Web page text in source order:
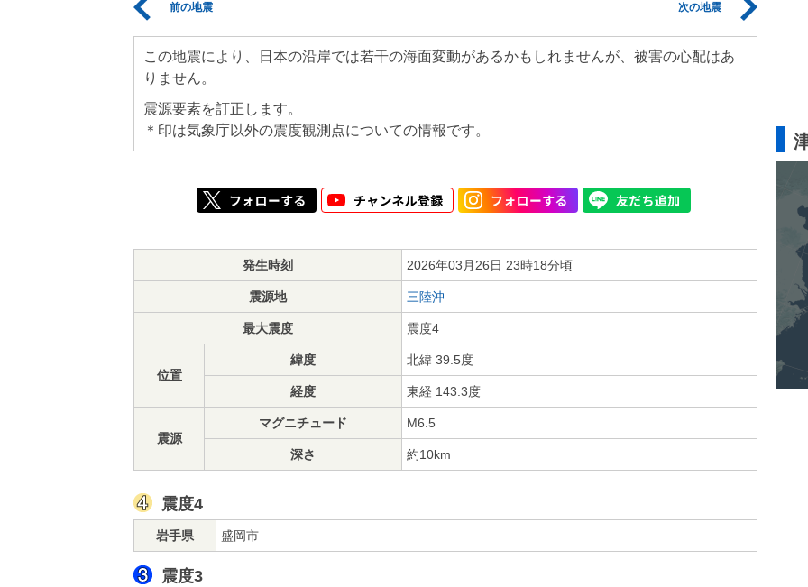
前の地震 次の地震
この地震により、日本の沿岸では若干の海面変動があるかもしれませんが、被害の心配はあ
りません。
震源要素を訂正します。
＊印は気象庁以外の震度観測点についての情報です。
発生時刻 2026年03月26日 23時18分頃
震源地 三陸沖
最大震度 震度4
位置
緯度 北緯 39.5度
経度 東経 143.3度
震源
マグニチュード M6.5
深さ 約10km
震度4
岩手県 盛岡市
震度3